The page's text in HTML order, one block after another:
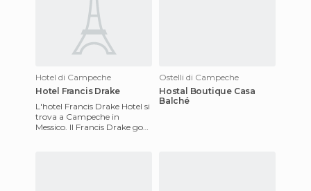
Hotel di Campeche
Hotel Francis Drake
L'hotel Francis Drake Hotel si
trova a Campeche in
Messico. Il Francis Drake gode
Ostelli di Campeche
Hostal Boutique Casa
Balché